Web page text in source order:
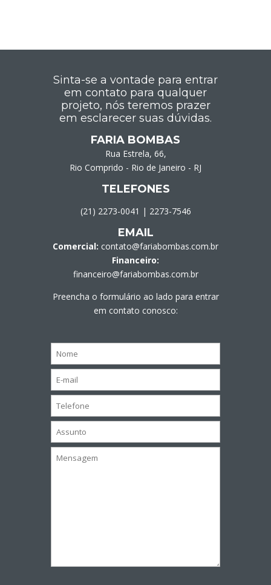
Sinta-se a vontade para entrar
em contato para qualquer
projeto, nós teremos prazer
em esclarecer suas dúvidas.
FARIA BOMBAS
Rua Estrela, 66,
Rio Comprido - Rio de Janeiro - RJ
TELEFONES
(21) 2273-0041 | 2273-7546
EMAIL
Comercial: contato@fariabombas.com.br
Financeiro:
financeiro@fariabombas.com.br
Preencha o formulário ao lado para entrar
em contato conosco: